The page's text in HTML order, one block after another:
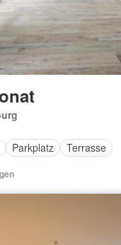
Parkplatz Terrasse